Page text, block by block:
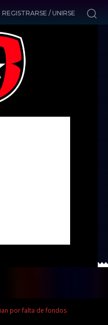
REGISTRARSE / UNIRSE
por falta de fondos